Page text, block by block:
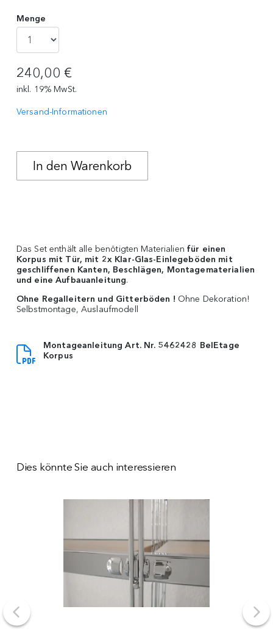
Menge
240,00 €
inkl. 19% MwSt.
Versand-Informationen
Das Set enthält alle benötigten Materialienfür einen
Korpus mit Tür, mit 2x Klar-Glas-Einlegeböden mit
geschliffenen Kanten, Beschlägen, Montagematerialien
und eine Aufbauanleitung.
Ohne Regalleitern und Gitterböden ! Ohne Dekoration!
Selbstmontage, Auslaufmodell
Montageanleitung Art. Nr. 5462428 BelEtage
Korpus
Dies könnte Sie auch interessieren